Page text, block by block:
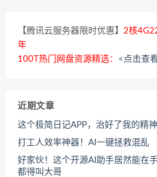
【腾讯云服务器限时优惠】 2核
年
100T热门网盘资源精选： <点击查
近期文章
这个极简日记APP，治好了我的精
打工人效率神器！AI一键拯救混乱
好家伙！这个开源AI助手居然能在
都得叫大哥